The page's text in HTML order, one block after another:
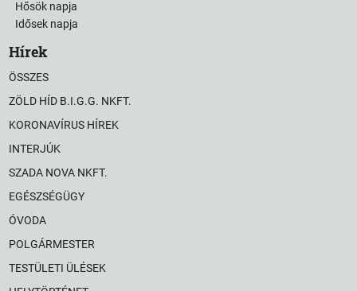
Hősök napja
Idősek napja
Hírek
ÖSSZES
ZÖLD HÍD B.I.G.G. NKFT.
KORONAVÍRUS HÍREK
INTERJÚK
SZADA NOVA NKFT.
EGÉSZSÉGÜGY
ÓVODA
POLGÁRMESTER
TESTÜLETI ÜLÉSEK